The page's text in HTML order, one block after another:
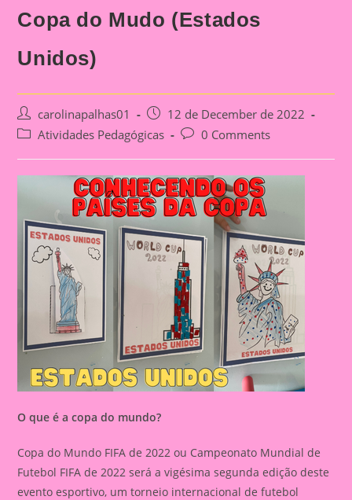
Copa do Mudo (Estados
Unidos)
Post
author:
carolinapalhas01
Post
published:
12 de December de 2022
PostAtividades Pedagógicas
Post0 Comments
O que é a copa do mundo?
Copa do Mundo FIFA de 2022 ou Campeonato Mundial de
Futebol FIFA de 2022 será a vigésima segunda edição deste
evento esportivo, um torneio internacional de futebol